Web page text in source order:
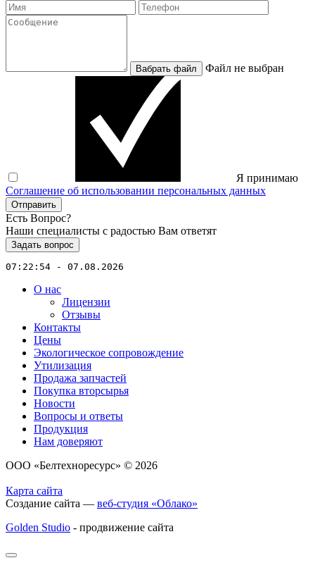
Вабрать файл Файл не выбран
Я принимаю
Соглашение об использовании персональных данных
Отправить
Есть Вопрос?
Наши специалисты с радостью Вам ответят
Задать вопрос
07:22:54 - 07.08.2026
О нас
Лицензии
Отзывы
Контакты
Цены
Экологическое сопровождение
Утилизация
Продажа запчастей
Покупка вторсырья
Новости
Вопросы и ответы
Продукция
Нам доверяют
ООО «Белтехноресурс» © 2026
Карта сайта
Создание сайта — веб-студия «Облако»
Golden Studio - продвижение сайта